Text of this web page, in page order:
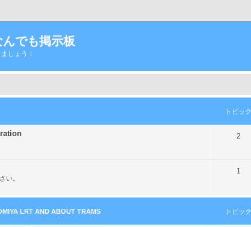
でも掲示板
しょう！
トピック
2ト
い。
1
ク
LRT AND ABOUT TRAMS トピック